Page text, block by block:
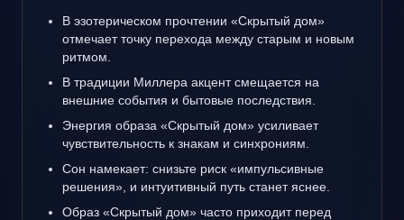
В эзотерическом прочтении «Скрытый дом»
отмечает точку перехода между старым и новым
ритмом.
В традиции Миллера акцент смещается на
внешние события и бытовые последствия.
Энергия образа «Скрытый дом» усиливает
чувствительность к знакам и синхрониям.
Сон намекает: снизьте риск «импульсивные
решения», и интуитивный путь станет яснее.
Образ «Скрытый дом» часто приходит перед